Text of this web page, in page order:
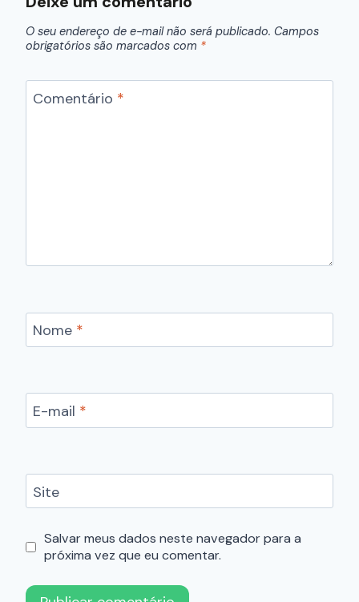
O seu endereço de e-mail não será publicado. Campos
obrigatórios são marcados com *
Comentário *
Nome *
E-mail *
Site
Salvar meus dados neste navegador para a
próxima vez que eu comentar.